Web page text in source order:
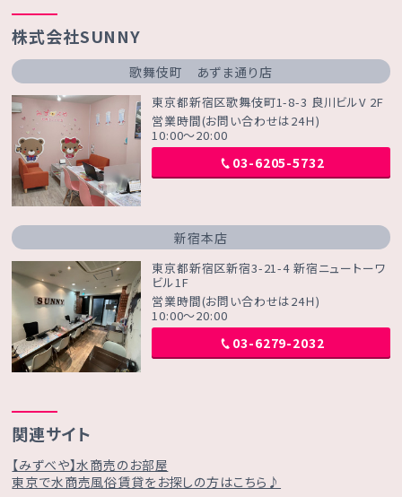
株式会社SUNNY
歌舞伎町 あずま通り店
東京都新宿区歌舞伎町1-8-3 良川ビルV 2F
営業時間(お問い合わせは24Ｈ)
10:00～20:00
03-6205-5732
新宿本店
東京都新宿区新宿3-21-4 新宿ニュートーワ
ビル1F
営業時間(お問い合わせは24Ｈ)
10:00～20:00
03-6279-2032
関連サイト
【みずべや】水商売のお部屋
東京で水商売風俗賃貸をお探しの方はこちら♪